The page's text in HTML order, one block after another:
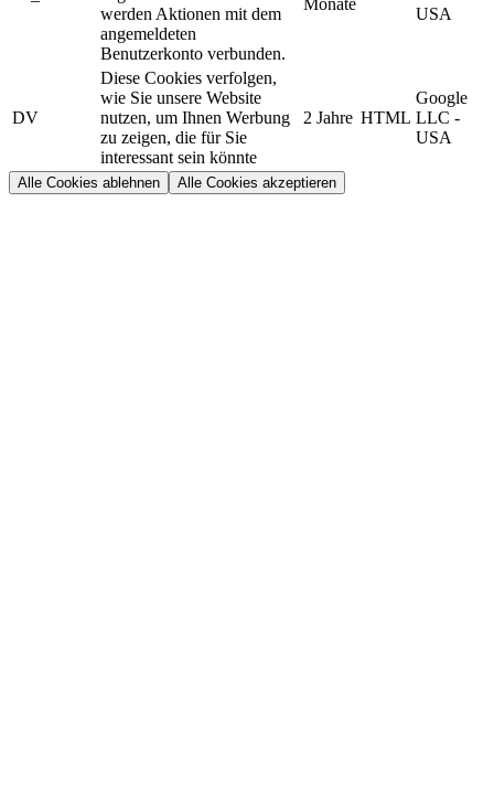
werden Aktionen mit dem
angemeldeten
Benutzerkonto verbunden.
Monate
USA
DV
Diese Cookies verfolgen,
wie Sie unsere Website
nutzen, um Ihnen Werbung
zu zeigen, die für Sie
interessant sein könnte
2 Jahre HTML
Google
LLC -
USA
Alle Cookies ablehnen Alle Cookies akzeptieren